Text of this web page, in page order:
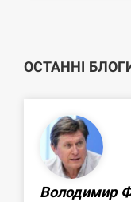
ОСТАННІ
Володимир